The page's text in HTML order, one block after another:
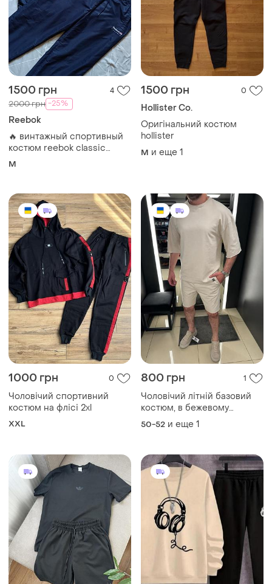
1500 грн 4
2000 грн -25%
Reebok
🔥 винтажный спортивный
костюм reebok classic
(оригинал) 🔥
M
1500 грн 0
Hollister Co.
Оригінальний костюм
hollister
M и еще 1
1000 грн 0
Чоловічий спортивний
костюм на флісі 2xl
XXL
800 грн 1
Чоловічий літній базовий
костюм, в бежевому
кольорі
50-52 и еще 1